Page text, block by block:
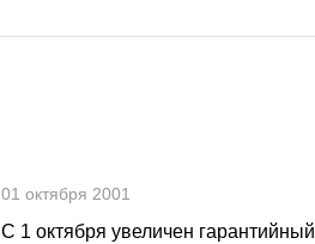
01 октября 2001
С 1 октября увеличен гарантийный